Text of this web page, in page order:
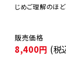
じめご理解のほど
8,400円 (税